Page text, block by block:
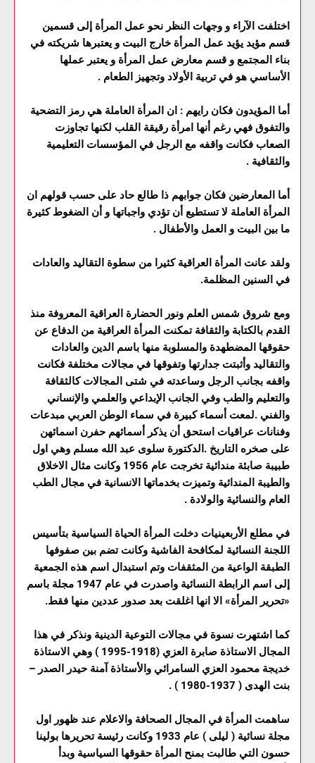
اختلفت الآراء و وجهات النظر نحو عمل المرأة إلى قسمين
قسم مؤيد يؤيد عمل المرأة خارج البيت و يعتبرها شريكته في
بناء المجتمع و قسم معارض عمل المرأة و يعتبر عملها
الأساسي هو في تربية الأولاد وتجهيز الطعام .
أما المؤيدون فكان رايهم : ان المرأة العاملة هي رمز التضحية
والتفوق فهي رغم أنها امرأة رقيقة القلب لكنها تجاوزت
الصعاب فكانت واقفه مع الرجل في المؤسسات التعليمية
والثقافية .
أما المعارضين فكان جوابهم ذا طالع حاد على حسب قولهم ان
المرأة العاملة لا تستطيع أن تؤدي واجباتها و أن الضغوط كثيرة
ما بين البيت و العمل والأطفال .
ولقد عانت المرأة العراقية كثيرا من سطوة التقاليد والعادات
في السنين المظلمة.
ومع شروق شمس العلم ونور الحضارة العراقية المعروفة منذ
القدم بالكتابة والثقافة تمكنت المرأة العراقية من الدفاع عن
حقوقها المضطهدة والمسلوبة منها باسم الدين والعادات
والتقاليد وأثبتت جدارتها وتفوقها في مجالات مختلفة فكانت
واقفه بجانب الرجل وساعدته في شتى المجالات كالثقافة
والتعليم والطب وفي الجانب الإبداعي والعلمي والإنساني
والفني .لمعت أسماء كبيرة في سماء الوطن العربي مبدعات
وفنانات عراقيات استحق أن يذكر أسمائهم حفرن اسمائهن
على صخره التاريخ .الدكتورة سلوى عبد الله مسلم وهي اول
طبيبة صابئة مندائية تخرجت عام 1956 وكانت مثال الاخلاق
والطيبة المندائية وتميزت بخدماتها الانسانية في مجال الطب
العام والنسائية والولادة .
في مطلع الأربعينيات دخلت المرأة الحياة السياسية بتأسيس
اللجنة النسائية لمكافحة الفاشية وكانت تضم بين صفوفها
الطبقة الواعية من المثقفات وتم استبدال اسم هذه الجمعية
إلى اسم الرابطة النسائية واصدرت في عام 1947 مجلة باسم
«تحرير المرأة» الا انها اغلقت بعد صدور عددين منها فقط.
كما اشتهرت نسوة في مجالات التوعية الدينية ونذكر في هذا
المجال الاستاذة صابرة العزي (1918-1995 ) وهي الاستاذة
خديجة محمود العزي السامرائي والأستاذة آمنة حيدر الصدر –
بنت الهدى ( 1937-1980 ) .
ساهمت المرأة في المجال الصحافة والاعلام عند ظهور اول
مجلة نسائية ( ليلى ) عام 1933 وكانت رئيسة تحريرها بولينا
حسون التي طالبت بمنح المرأة حقوقها السياسية وبدأ